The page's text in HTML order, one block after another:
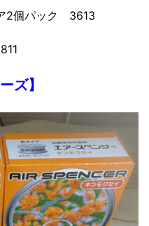
2個パック 3613
ズ】